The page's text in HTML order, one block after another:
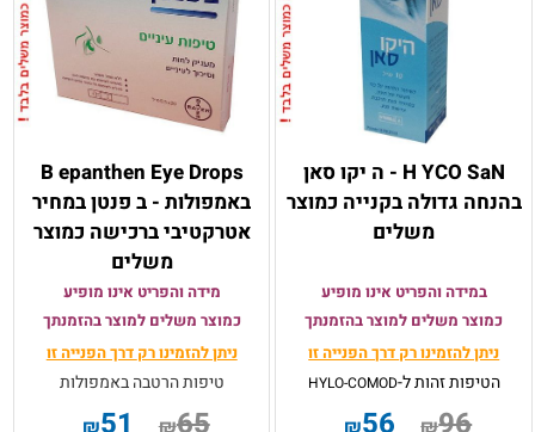
H YCO SaN - ה יקו סאן
בהנחה גדולה בקנייה כמוצר
משלים
במידה והפריט אינו מופיע
כמוצר משלים למוצר בהזמנתך
ניתן להזמינו רק דרך הפנייה זו
הטיפות זהות ל-HYLO-COMOD
B epanthen Eye Drops
באמפולות - ב פנטן במחיר
אטרקטיבי ברכישה כמוצר
משלים
מידה והפריט אינו מופיע
כמוצר משלים למוצר בהזמנתך
ניתן להזמינו רק דרך הפנייה זו
טיפות הרטבה באמפולות